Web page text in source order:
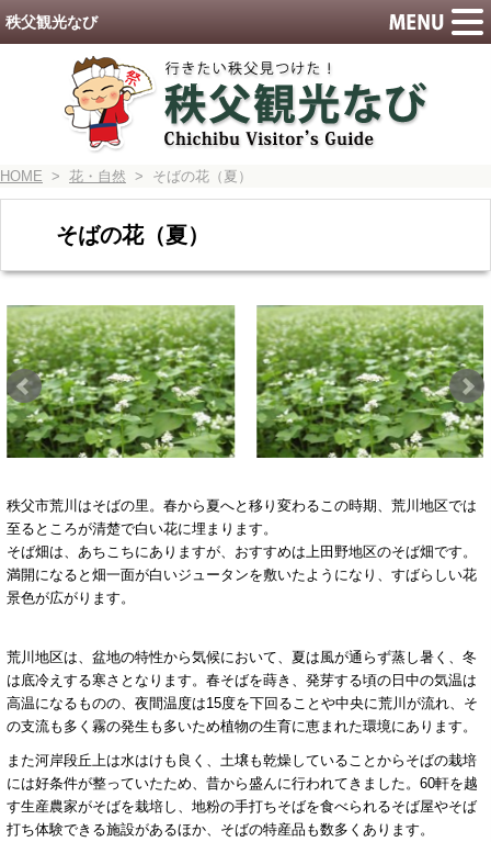
HOME > 花・自然 > そばの花（夏）
そばの花（夏）
秩父市荒川はそばの里。春から夏へと移り変わるこの時期、荒川地区では
至るところが清楚で白い花に埋まります。
そば畑は、あちこちにありますが、おすすめは上田野地区のそば畑です。
満開になると畑一面が白いジュータンを敷いたようになり、すばらしい花
景色が広がります。
荒川地区は、盆地の特性から気候において、夏は風が通らず蒸し暑く、冬
は底冷えする寒さとなります。春そばを蒔き、発芽する頃の日中の気温は
高温になるものの、夜間温度は15度を下回ることや中央に荒川が流れ、そ
の支流も多く霧の発生も多いため植物の生育に恵まれた環境にあります。
また河岸段丘上は水はけも良く、土壌も乾燥していることからそばの栽培
には好条件が整っていたため、昔から盛んに行われてきました。60軒を越
す生産農家がそばを栽培し、地粉の手打ちそばを食べられるそば屋やそば
打ち体験できる施設があるほか、そばの特産品も数多くあります。
秩父観光なび